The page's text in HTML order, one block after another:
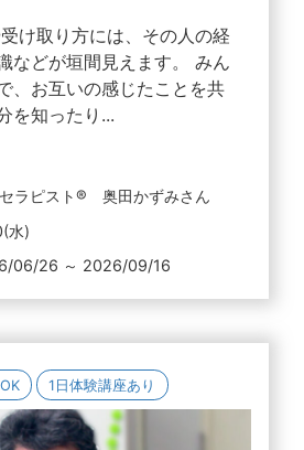
け取り方には、その人の経
などが垣間見えます。 みん
、お互いの感じたことを共
を知ったり...
ラピスト® 奥田かずみさん
水)
06/26 ～ 2026/09/16
1日体験講座あり